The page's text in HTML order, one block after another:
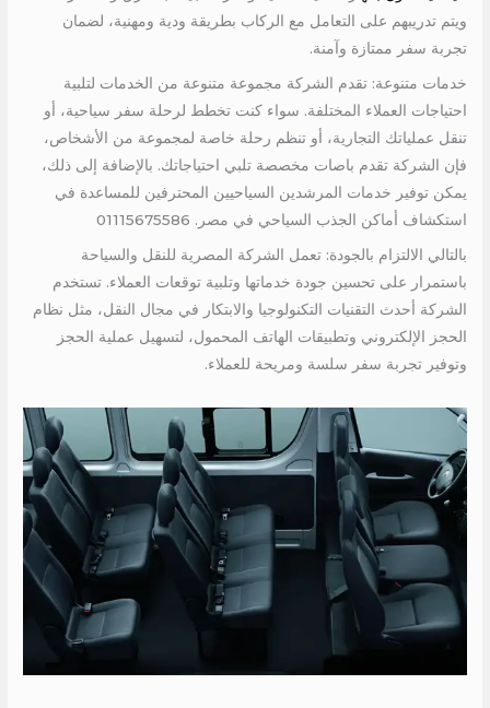
ويتم تدريبهم على التعامل مع الركاب بطريقة ودية ومهنية، لضمان
تجربة سفر ممتازة وآمنة.
خدمات متنوعة: تقدم الشركة مجموعة متنوعة من الخدمات لتلبية
احتياجات العملاء المختلفة. سواء كنت تخطط لرحلة سفر سياحية، أو
تنقل عملياتك التجارية، أو تنظم رحلة خاصة لمجموعة من الأشخاص،
فإن الشركة تقدم باصات مخصصة تلبي احتياجاتك. بالإضافة إلى ذلك،
يمكن توفير خدمات المرشدين السياحيين المحترفين للمساعدة في
استكشاف أماكن الجذب السياحي في مصر. 01115675586
بالتالي الالتزام بالجودة: تعمل الشركة المصرية للنقل والسياحة
باستمرار على تحسين جودة خدماتها وتلبية توقعات العملاء. تستخدم
الشركة أحدث التقنيات التكنولوجيا والابتكار في مجال النقل، مثل نظام
الحجز الإلكتروني وتطبيقات الهاتف المحمول، لتسهيل عملية الحجز
وتوفير تجربة سفر سلسة ومريحة للعملاء.